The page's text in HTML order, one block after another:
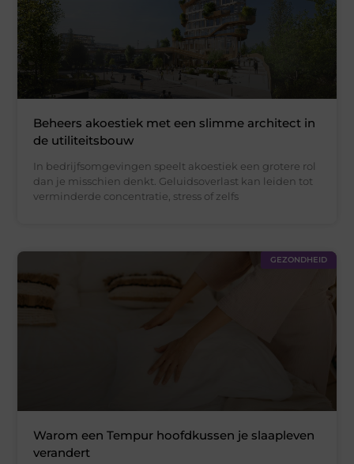
Beheers akoestiek met een slimme architect in
de utiliteitsbouw
In bedrijfsomgevingen speelt akoestiek een grotere rol
dan je misschien denkt. Geluidsoverlast kan leiden tot
verminderde concentratie, stress of zelfs
GEZONDHEID
Warom een Tempur hoofdkussen je slaapleven
verandert